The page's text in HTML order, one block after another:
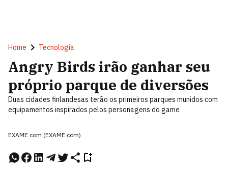
Home Tecnologia
Angry Birds irão ganhar seu
próprio parque de diversões
Duas cidades finlandesas terão os primeiros parques munidos com
equipamentos inspirados pelos personagens do game
EXAME.com (EXAME.com)